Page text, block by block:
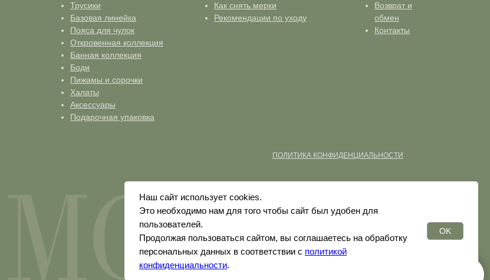
Наш сайт использует cookies.
Это необходимо нам для того чтобы сайт был удобен для
пользователей.
Продолжая пользоваться сайтом, вы соглашаетесь на обработку
персональных данных в соответствии с политикой
конфиденциальности.
OK
Трусики
Базовая линейка
Пояса для чулок
Откровенная коллекция
Банная коллекция
Боди
Пижамы и сорочки
Халаты
Аксессуары
Подарочная упаковка
Как снять мерки
Рекомендации по уходу
ПОЛИТИКА КОНФИДЕНЦИАЛЬНОСТИ
Возврат и
обмен
Контакты